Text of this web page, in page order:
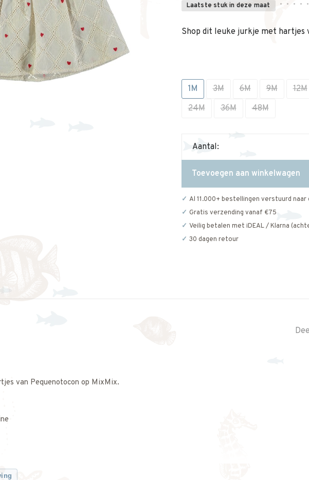
Laatste stuk in deze maat • • • • •
Shop dit leuke jurkje met hartjes
1M 3M 6M 9M 12M
24M
36M 48M
Aantal:
Toevoegen aan winkelwagen
Al 11.000+ bestellingen verstuurd naar
Gratis verzending vanaf €75
Veilig betalen met iDEAL / Klarna
30 dagen retour
van Pequenotocon op MixMix.